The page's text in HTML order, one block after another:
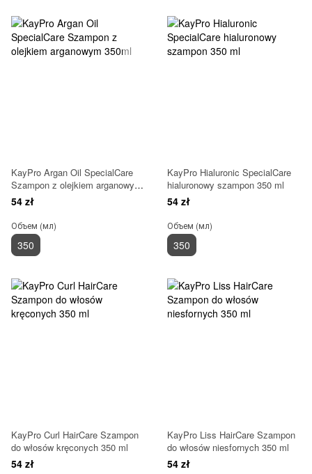
KayPro Argan Oil SpecialCare
Szampon z olejkiem arganowym
350ml
54 zł
Объем (мл)
350
KayPro Hialuronic SpecialCare
hialuronowy szampon 350 ml
54 zł
Объем (мл)
350
KayPro Curl HairCare Szampon
do włosów kręconych 350 ml
54 zł
KayPro Liss HairCare Szampon
do włosów niesfornych 350 ml
54 zł